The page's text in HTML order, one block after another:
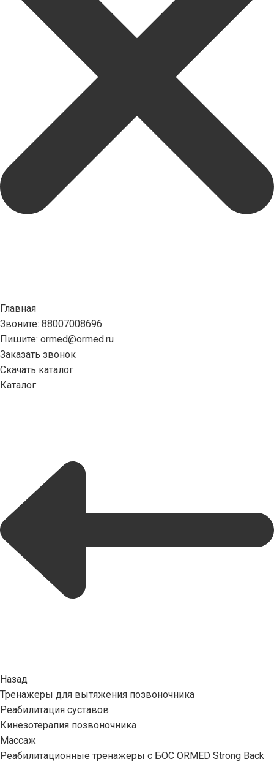
Главная
Звоните: 88007008696
Пишите: ormed@ormed.ru
Заказать звонок
Скачать каталог
Каталог
Назад
Тренажеры для вытяжения позвоночника
Реабилитация суставов
Кинезотерапия позвоночника
Массаж
Реабилитационные тренажеры с БОС ORMED Strong Back